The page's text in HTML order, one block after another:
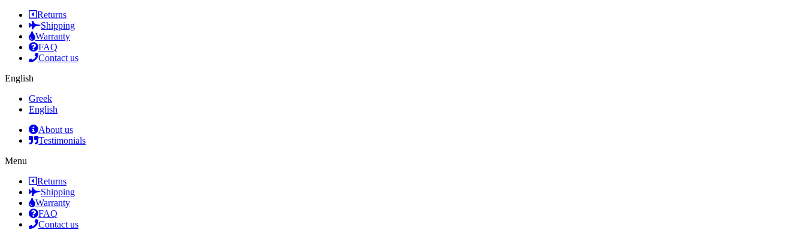
Returns
Shipping
Warranty
FAQ
Contact us
English
Greek
English
About us
Testimonials
Menu
Returns
Shipping
Warranty
FAQ
Contact us